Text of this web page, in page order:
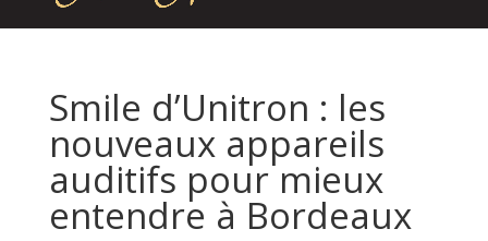
Smile d’Unitron : les
nouveaux appareils
auditifs pour mieux
entendre à Bordeaux